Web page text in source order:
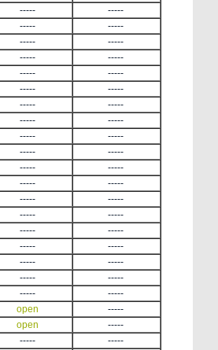
-----
-----
-----
-----
-----
-----
-----
-----
-----
-----
-----
-----
-----
-----
-----
-----
-----
-----
-----
-----
-----
-----
-----
-----
-----
-----
-----
-----
-----
-----
-----
-----
-----
-----
-----
-----
-----
-----
open
-----
open
-----
-----
-----